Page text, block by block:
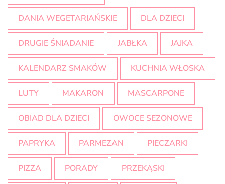
DANIA WEGETARIAŃSKIE DLA DZIECI
DRUGIE ŚNIADANIE JABŁKA JAJKA
KALENDARZ SMAKÓW KUCHNIA WŁOSKA
LUTY MAKARON MASCARPONE
OBIAD DLA DZIECI OWOCE SEZONOWE
PAPRYKA PARMEZAN PIECZARKI
PIZZA PORADY PRZEKĄSKI